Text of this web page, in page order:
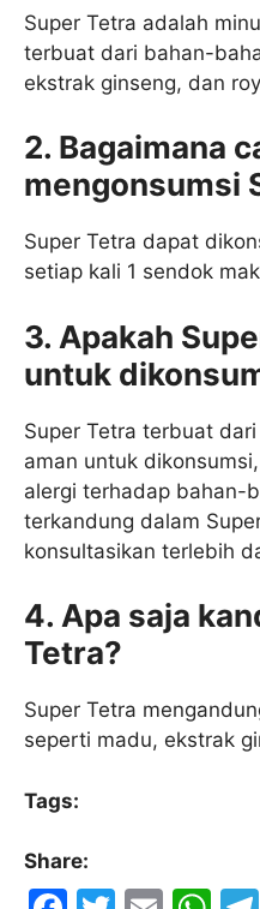
Super Tetra adalah
terbuat dari bahan-
ekstrak ginseng, dan
2. Bagaimana
mengonsumsi
Super Tetra dapat
setiap kali 1 sendok
3. Apakah
untuk
Super Tetra terbuat
aman untuk
alergi terhadap bahan-
terkandung dalam
konsultasikan terlebih
4. Apa saja
Tetra?
Super Tetra
seperti madu, ekstrak
Tags:
Share: